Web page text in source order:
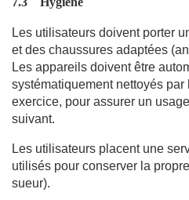
Les utilisateurs doivent porter
et des chaussures adaptées
Les appareils doivent être
systématiquement nettoyés par
exercice, pour assurer un
suivant.
Les utilisateurs placent une
utilisés pour conserver la
sueur).